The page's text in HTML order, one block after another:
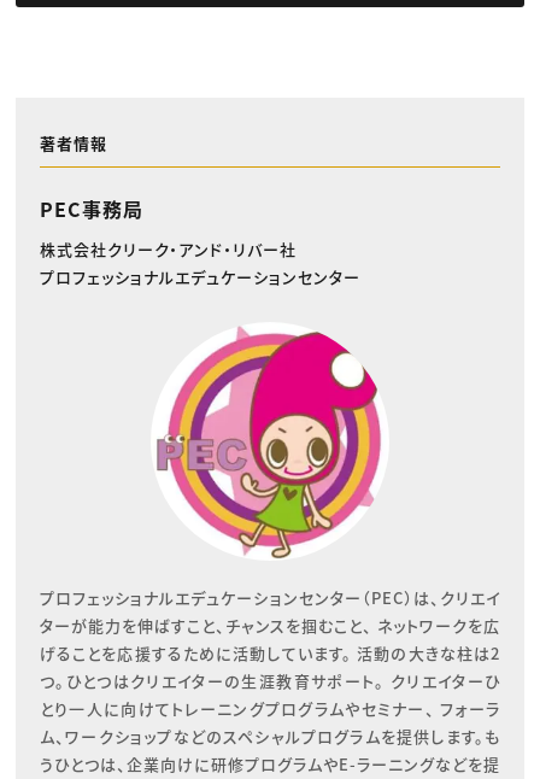
著者情報
PEC事務局
株式会社クリーク・アンド・リバー社
プロフェッショナルエデュケーションセンター
プロフェッショナルエデュケーションセンター（PEC）は、クリエイ
ターが能力を伸ばすこと、チャンスを掴むこと、 ネットワークを広
げることを応援するために活動しています。 活動の大きな柱は2
つ。ひとつはクリエイターの生涯教育サポート。 クリエイターひ
とり一人に向けてトレーニングプログラムやセミナー、 フォーラ
ム、ワークショップなどのスペシャルプログラムを提供します。も
うひとつは、企業向けに研修プログラムやE-ラーニングなどを提